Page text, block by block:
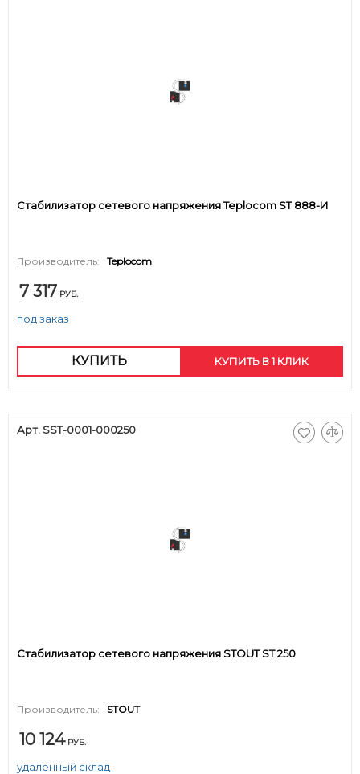
Стабилизатор сетевого напряжения Teplocom ST 888-И
Производитель: Teplocom
7 317 РУБ.
под заказ
КУПИТЬ КУПИТЬ В 1 КЛИК
Арт. SST-0001-000250
Стабилизатор сетевого напряжения STOUT ST 250
Производитель: STOUT
10 124 РУБ.
удаленный склад